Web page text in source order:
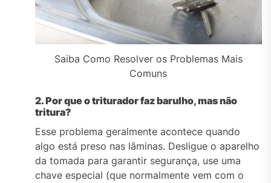
Saiba Como Resolver os Problemas Mais
Comuns
2. Por que o triturador faz barulho, mas não
tritura?
Esse problema geralmente acontece quando
algo está preso nas lâminas. Desligue o aparelho
da tomada para garantir segurança, use uma
chave especial (que normalmente vem com o